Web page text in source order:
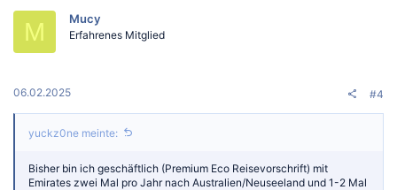
:
M Mucy
Erfahrenes Mitglied
06.02.2025 #4
yuckz0ne meinte:
Bisher bin ich geschäftlich (Premium Eco Reisevorschrift) mit
Emirates zwei Mal pro Jahr nach Australien/Neuseeland und 1-2 Mal